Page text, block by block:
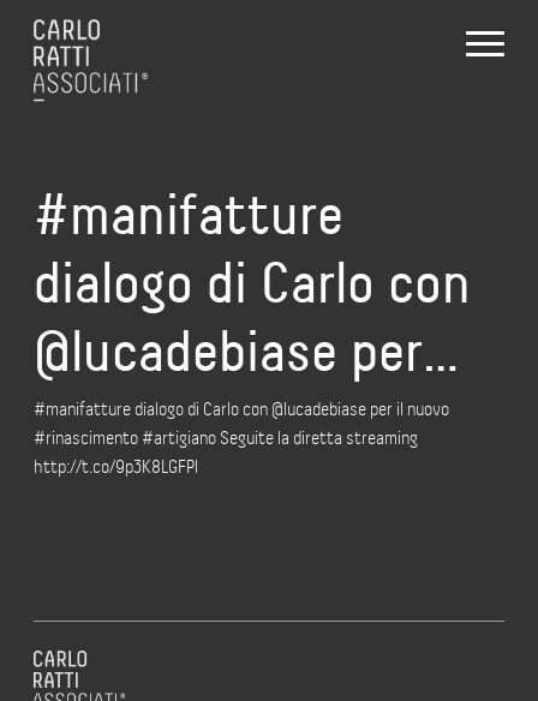
#manifatture
dialogo di Carlo con
@lucadebiase per…
#manifatture dialogo di Carlo con @lucadebiase per il nuovo
#rinascimento #artigiano Seguite la diretta streaming
http://t.co/9p3K8LGFPl